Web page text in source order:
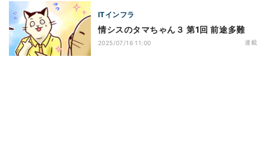
ITインフラ
情シスのタマちゃん３ 第1回 前途多難
2025/07/16 11:00 連載